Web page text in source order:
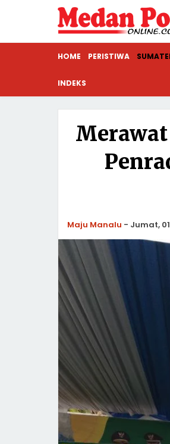
HOME PERISTIWA
INDEKS
Merawat
Maju Manalu - Jumat,